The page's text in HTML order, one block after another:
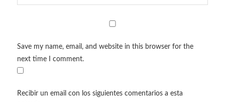
Save my name, email, and website in this browser for the
next time I comment.
Recibir un email con los siguientes comentarios a esta